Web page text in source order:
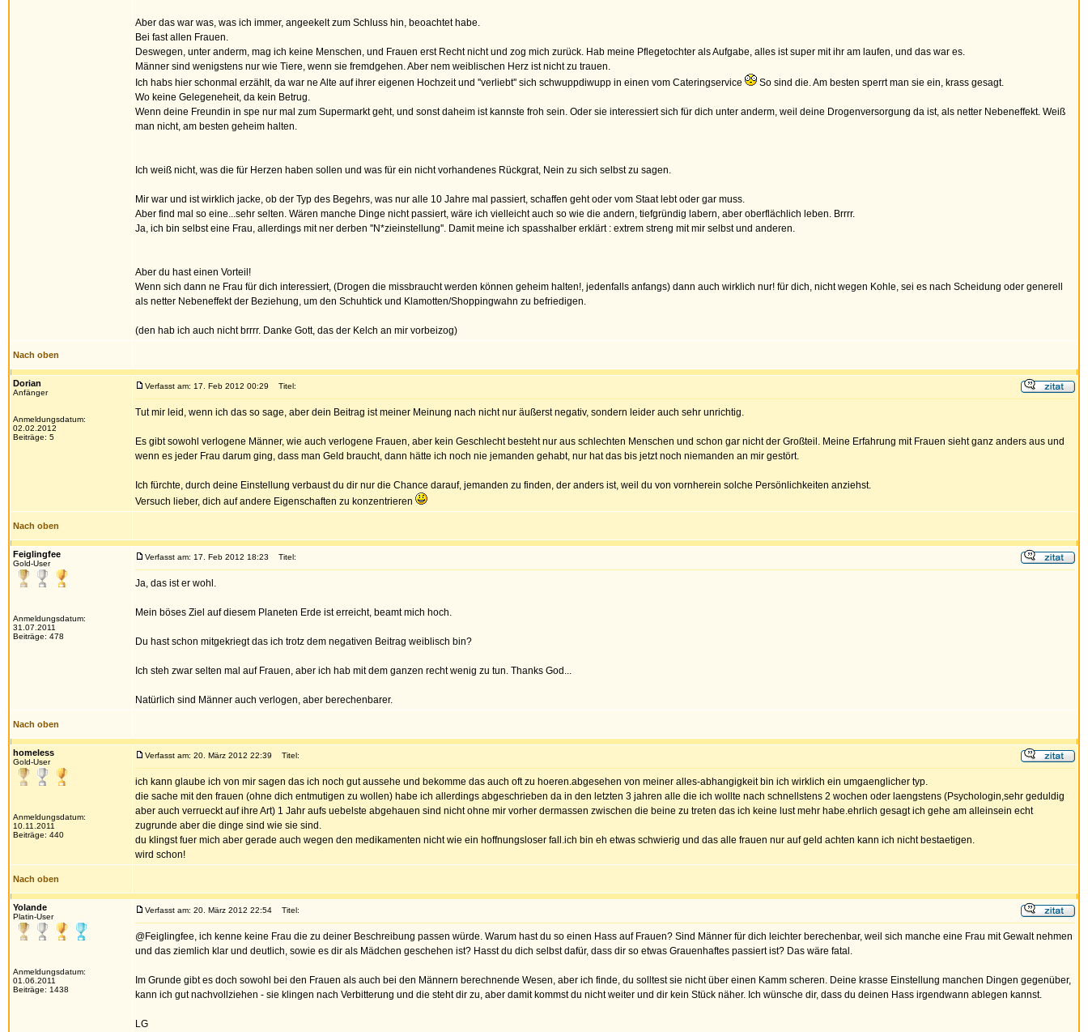
Aber das war was, was ich immer, angeekelt zum Schluss hin, beoachtet habe.
Bei fast allen Frauen.
Deswegen, unter anderm, mag ich keine Menschen, und Frauen erst Recht nicht und zog mich zurück. Hab meine Pflegetochter als Aufgabe, alles ist super mit ihr am laufen, und das war es.
Männer sind wenigstens nur wie Tiere, wenn sie fremdgehen. Aber nem weiblischen Herz ist nicht zu trauen.
Ich habs hier schonmal erzählt, da war ne Alte auf ihrer eigenen Hochzeit und ''verliebt'' sich schwuppdiwupp in einen vom Cateringservice
So sind die. Am besten sperrt man sie ein, krass gesagt.
Wo keine Gelegeneheit, da kein Betrug.
Wenn deine Freundin in spe nur mal zum Supermarkt geht, und sonst daheim ist kannste froh sein. Oder sie interessiert sich für dich unter anderm, weil deine Drogenversorgung da ist, als netter Nebeneffekt. Weiß
man nicht, am besten geheim halten.
Ich weiß nicht, was die für Herzen haben sollen und was für ein nicht vorhandenes Rückgrat, Nein zu sich selbst zu sagen.
Mir war und ist wirklich jacke, ob der Typ des Begehrs, was nur alle 10 Jahre mal passiert, schaffen geht oder vom Staat lebt oder gar muss.
Aber find mal so eine...sehr selten. Wären manche Dinge nicht passiert, wäre ich vielleicht auch so wie die andern, tiefgründig labern, aber oberflächlich leben. Brrrr.
Ja, ich bin selbst eine Frau, allerdings mit ner derben ''N*zieinstellung''. Damit meine ich spasshalber erklärt : extrem streng mit mir selbst und anderen.
Aber du hast einen Vorteil!
Wenn sich dann ne Frau für dich interessiert, (Drogen die missbraucht werden können geheim halten!, jedenfalls anfangs) dann auch wirklich nur! für dich, nicht wegen Kohle, sei es nach Scheidung oder generell
als netter Nebeneffekt der Beziehung, um den Schuhtick und Klamotten/Shoppingwahn zu befriedigen.
(den hab ich auch nicht brrrr. Danke Gott, das der Kelch an mir vorbeizog)
Nach oben
Dorian
Anfänger
Anmeldungsdatum:
02.02.2012
Beiträge: 5
Verfasst am: 17. Feb 2012 00:29 Titel:
Tut mir leid, wenn ich das so sage, aber dein Beitrag ist meiner Meinung nach nicht nur äußerst negativ, sondern leider auch sehr unrichtig.
Es gibt sowohl verlogene Männer, wie auch verlogene Frauen, aber kein Geschlecht besteht nur aus schlechten Menschen und schon gar nicht der Großteil. Meine Erfahrung mit Frauen sieht ganz anders aus und
wenn es jeder Frau darum ging, dass man Geld braucht, dann hätte ich noch nie jemanden gehabt, nur hat das bis jetzt noch niemanden an mir gestört.
Ich fürchte, durch deine Einstellung verbaust du dir nur die Chance darauf, jemanden zu finden, der anders ist, weil du von vornherein solche Persönlichkeiten anziehst.
Versuch lieber, dich auf andere Eigenschaften zu konzentrieren
Nach oben
Feiglingfee
Gold-User
Anmeldungsdatum:
31.07.2011
Beiträge: 478
Verfasst am: 17. Feb 2012 18:23 Titel:
Ja, das ist er wohl.
Mein böses Ziel auf diesem Planeten Erde ist erreicht, beamt mich hoch.
Du hast schon mitgekriegt das ich trotz dem negativen Beitrag weiblisch bin?
Ich steh zwar selten mal auf Frauen, aber ich hab mit dem ganzen recht wenig zu tun. Thanks God...
Natürlich sind Männer auch verlogen, aber berechenbarer.
Nach oben
homeless
Gold-User
Anmeldungsdatum:
10.11.2011
Beiträge: 440
Verfasst am: 20. März 2012 22:39 Titel:
ich kann glaube ich von mir sagen das ich noch gut aussehe und bekomme das auch oft zu hoeren.abgesehen von meiner alles-abhangigkeit bin ich wirklich ein umgaenglicher typ.
die sache mit den frauen (ohne dich entmutigen zu wollen) habe ich allerdings abgeschrieben da in den letzten 3 jahren alle die ich wollte nach schnellstens 2 wochen oder laengstens (Psychologin,sehr geduldig
aber auch verrueckt auf ihre Art) 1 Jahr aufs uebelste abgehauen sind nicht ohne mir vorher dermassen zwischen die beine zu treten das ich keine lust mehr habe.ehrlich gesagt ich gehe am alleinsein echt
zugrunde aber die dinge sind wie sie sind.
du klingst fuer mich aber gerade auch wegen den medikamenten nicht wie ein hoffnungsloser fall.ich bin eh etwas schwierig und das alle frauen nur auf geld achten kann ich nicht bestaetigen.
wird schon!
Nach oben
Yolande
Platin-User
Anmeldungsdatum:
01.06.2011
Beiträge: 1438
Verfasst am: 20. März 2012 22:54 Titel:
@Feiglingfee, ich kenne keine Frau die zu deiner Beschreibung passen würde. Warum hast du so einen Hass auf Frauen? Sind Männer für dich leichter berechenbar, weil sich manche eine Frau mit Gewalt nehmen
und das ziemlich klar und deutlich, sowie es dir als Mädchen geschehen ist? Hasst du dich selbst dafür, dass dir so etwas Grauenhaftes passiert ist? Das wäre fatal.
Im Grunde gibt es doch sowohl bei den Frauen als auch bei den Männern berechnende Wesen, aber ich finde, du solltest sie nicht über einen Kamm scheren. Deine krasse Einstellung manchen Dingen gegenüber,
kann ich gut nachvollziehen - sie klingen nach Verbitterung und die steht dir zu, aber damit kommst du nicht weiter und dir kein Stück näher. Ich wünsche dir, dass du deinen Hass irgendwann ablegen kannst.
LG